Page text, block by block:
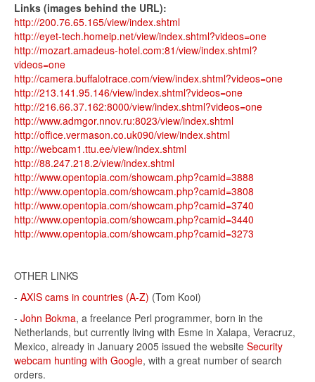
Links (images behind the URL):
http://200.76.65.165/view/index.shtml
http://eyet-tech.homeip.net/view/index.shtml?videos=one
http://mozart.amadeus-hotel.com:81/view/index.shtml?
videos=one
http://camera.buffalotrace.com/view/index.shtml?videos=one
http://213.141.95.146/view/index.shtml?videos=one
http://216.66.37.162:8000/view/index.shtml?videos=one
http://www.admgor.nnov.ru:8023/view/index.shtml
http://office.vermason.co.uk090/view/index.shtml
http://webcam1.ttu.ee/view/index.shtml
http://88.247.218.2/view/index.shtml
http://www.opentopia.com/showcam.php?camid=3888
http://www.opentopia.com/showcam.php?camid=3808
http://www.opentopia.com/showcam.php?camid=3740
http://www.opentopia.com/showcam.php?camid=3440
http://www.opentopia.com/showcam.php?camid=3273
OTHER LINKS
- AXIS cams in countries (A-Z) (Tom Kooi)
- John Bokma, a freelance Perl programmer, born in the
Netherlands, but currently living with Esme in Xalapa, Veracruz,
Mexico, already in January 2005 issued the website Security
webcam hunting with Google, with a great number of search
orders.